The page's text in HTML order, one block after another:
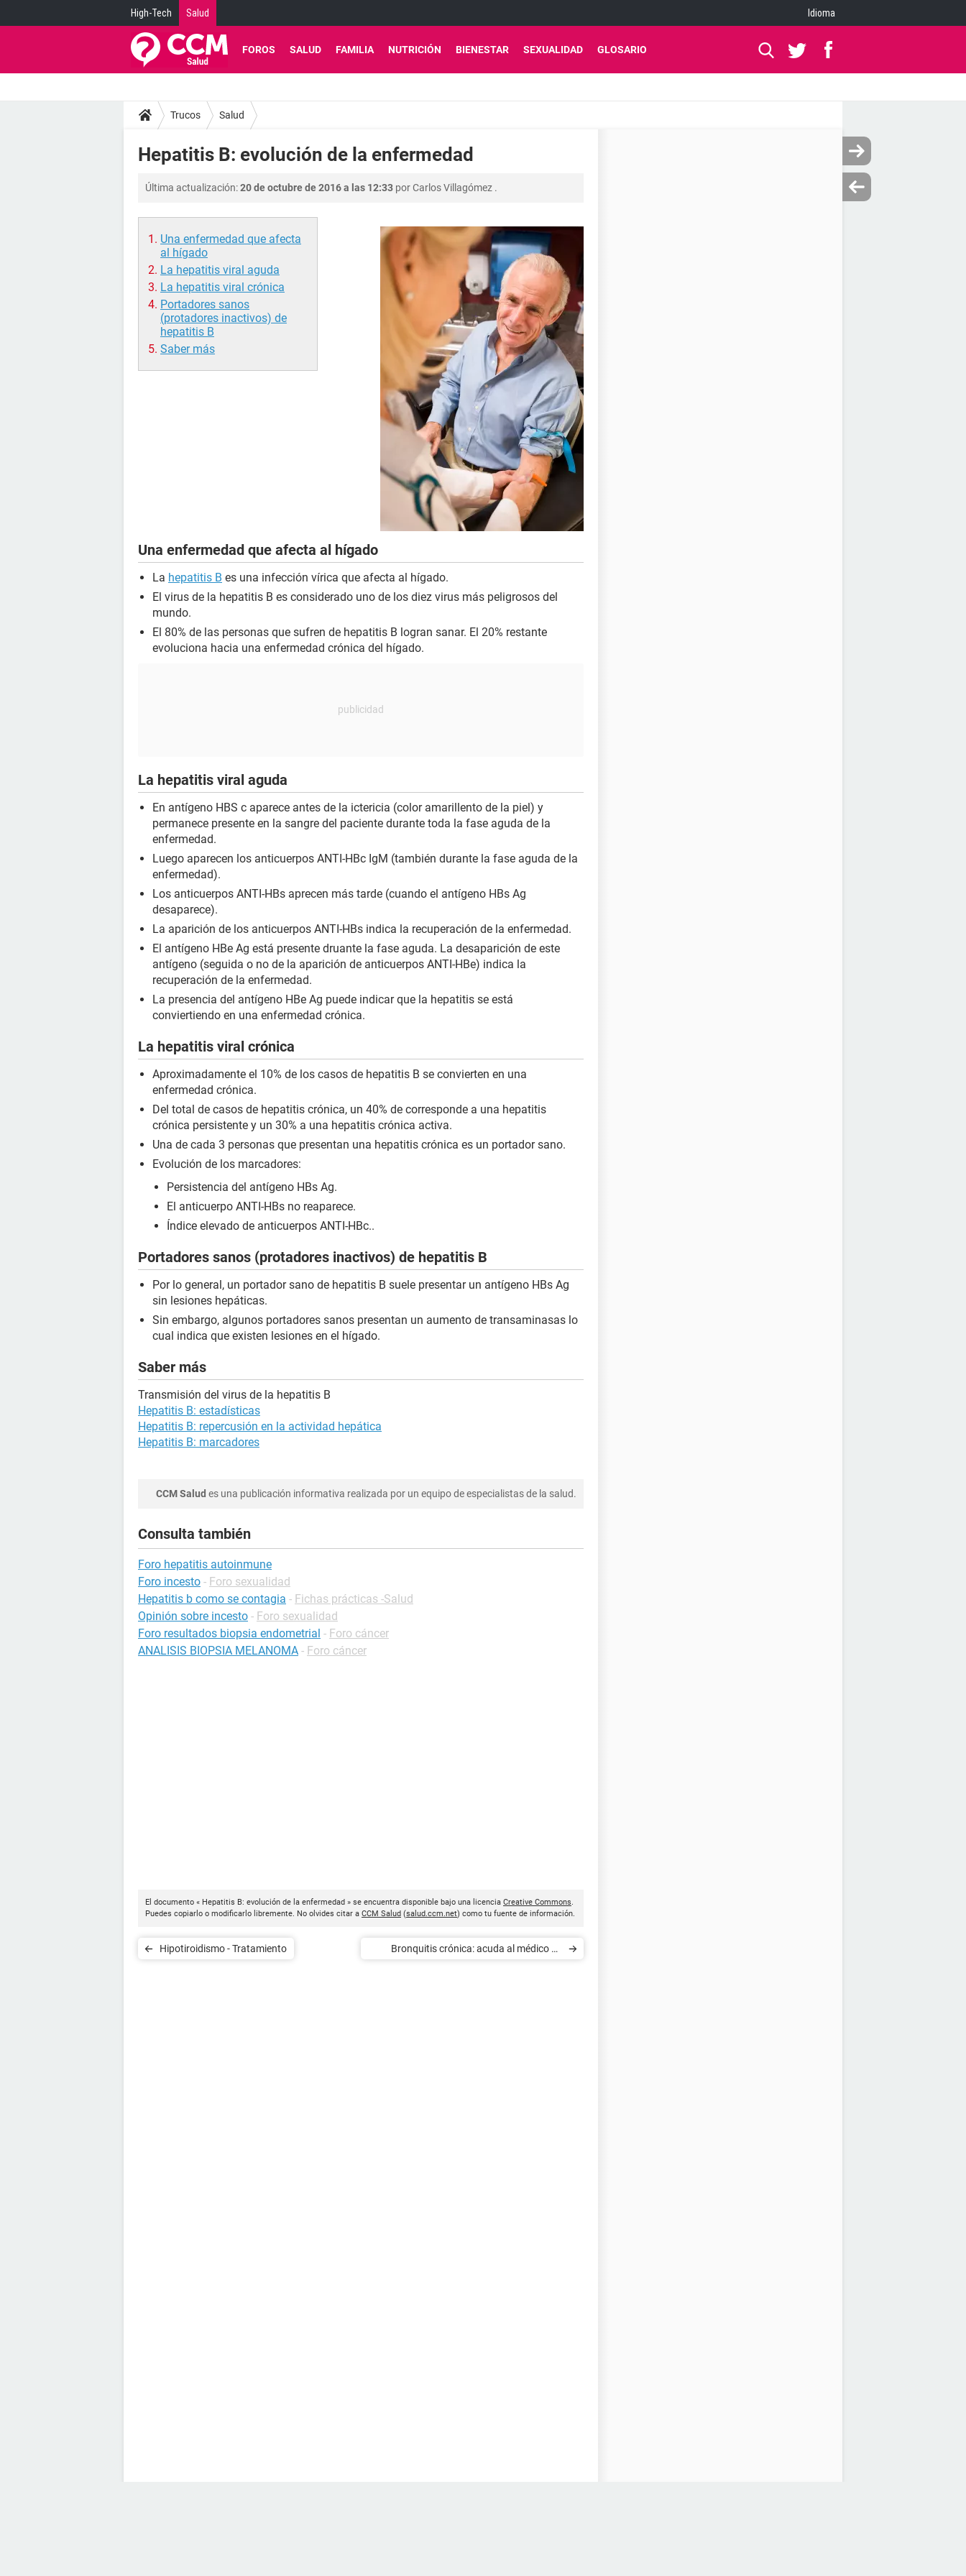
High-Tech Salud Idioma
FOROS SALUD FAMILIA NUTRICIÓN BIENESTAR SEXUALIDAD GLOSARIO
Trucos Salud
Hepatitis B: evolución de la enfermedad
Última actualización:20 de octubre de 2016 a las 12:33 porCarlos Villagómez .
Una enfermedad que afecta
al hígado
La hepatitis viral aguda
La hepatitis viral crónica
Portadores sanos
(protadores inactivos) de
hepatitis B
Saber más
Una enfermedad que afecta al hígado
La hepatitis B es una infección vírica que afecta al hígado.
El virus de la hepatitis B es considerado uno de los diez virus más peligrosos del
mundo.
El 80% de las personas que sufren de hepatitis B logran sanar. El 20% restante
evoluciona hacia una enfermedad crónica del hígado.
La hepatitis viral aguda
En antígeno HBS c aparece antes de la ictericia (color amarillento de la piel) y
permanece presente en la sangre del paciente durante toda la fase aguda de la
enfermedad.
Luego aparecen los anticuerpos ANTI-HBc IgM (también durante la fase aguda de la
enfermedad).
Los anticuerpos ANTI-HBs aprecen más tarde (cuando el antígeno HBs Ag
desaparece).
La aparición de los anticuerpos ANTI-HBs indica la recuperación de la enfermedad.
El antígeno HBe Ag está presente druante la fase aguda. La desaparición de este
antígeno (seguida o no de la aparición de anticuerpos ANTI-HBe) indica la
recuperación de la enfermedad.
La presencia del antígeno HBe Ag puede indicar que la hepatitis se está
conviertiendo en una enfermedad crónica.
La hepatitis viral crónica
Aproximadamente el 10% de los casos de hepatitis B se convierten en una
enfermedad crónica.
Del total de casos de hepatitis crónica, un 40% de corresponde a una hepatitis
crónica persistente y un 30% a una hepatitis crónica activa.
Una de cada 3 personas que presentan una hepatitis crónica es un portador sano.
Evolución de los marcadores:
Persistencia del antígeno HBs Ag.
El anticuerpo ANTI-HBs no reaparece.
Índice elevado de anticuerpos ANTI-HBc..
Portadores sanos (protadores inactivos) de hepatitis B
Por lo general, un portador sano de hepatitis B suele presentar un antígeno HBs Ag
sin lesiones hepáticas.
Sin embargo, algunos portadores sanos presentan un aumento de transaminasas lo
cual indica que existen lesiones en el hígado.
Saber más
Transmisión del virus de la hepatitis B
Hepatitis B: estadísticas
Hepatitis B: repercusión en la actividad hepática
Hepatitis B: marcadores
CCM Salud es una publicación informativa realizada por un equipo de especialistas de la salud.
Consulta también
Foro hepatitis autoinmune
Foro incesto - Foro sexualidad
Hepatitis b como se contagia - Fichas prácticas -Salud
Opinión sobre incesto - Foro sexualidad
Foro resultados biopsia endometrial - Foro cáncer
ANALISIS BIOPSIA MELANOMA - Foro cáncer
El documento « Hepatitis B: evolución de la enfermedad » se encuentra disponible bajo una licencia Creative Commons.
Puedes copiarlo o modificarlo libremente. No olvides citar a CCM Salud (salud.ccm.net) como tu fuente de información.
Hipotiroidismo - Tratamiento
Bronquitis crónica: acuda al médico de